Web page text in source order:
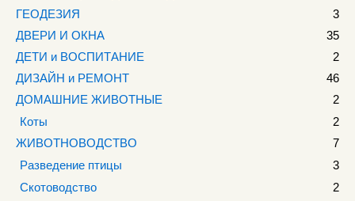
ГЕОДЕЗИЯ
3
ДВЕРИ И ОКНА
35
ДЕТИ и ВОСПИТАНИЕ
2
ДИЗАЙН и РЕМОНТ
46
ДОМАШНИЕ ЖИВОТНЫЕ
2
Коты
2
ЖИВОТНОВОДСТВО
7
Разведение птицы
3
Скотоводство
2